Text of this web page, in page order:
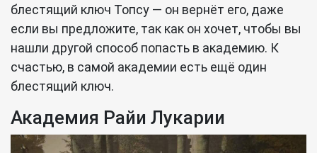
блестящий ключ Топсу — он вернёт его, даже
если вы предложите, так как он хочет, чтобы вы
нашли другой способ попасть в академию. К
счастью, в самой академии есть ещё один
блестящий ключ.
Академия Райи Лукарии